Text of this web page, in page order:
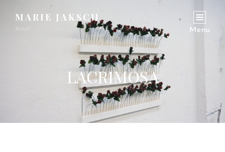
MARIE JAKSCH
Artist Menu
LACRIMOSA